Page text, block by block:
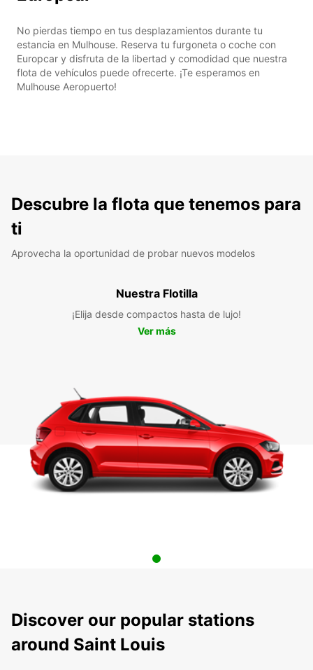
No pierdas tiempo en tus desplazamientos durante tu
estancia en Mulhouse. Reserva tu furgoneta o coche con
Europcar y disfruta de la libertad y comodidad que nuestra
flota de vehículos puede ofrecerte. ¡Te esperamos en
Mulhouse Aeropuerto!
Descubre la flota que tenemos para
ti
Aprovecha la oportunidad de probar nuevos modelos
Nuestra Flotilla
¡Elija desde compactos hasta de lujo!
Ver más
Discover our popular stations
around Saint Louis